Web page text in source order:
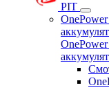
PIT